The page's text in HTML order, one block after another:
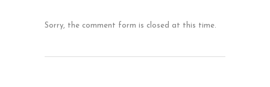
Sorry, the comment form is closed at this time.